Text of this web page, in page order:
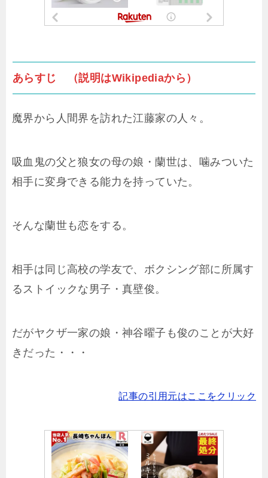
あらすじ （説明はWikipediaから）
魔界から人間界を訪れた江藤家の人々。
吸血鬼の父と狼女の母の娘・蘭世は、噛みついた
相手に変身できる能力を持っていた。
そんな蘭世も恋をする。
相手は同じ高校の学友で、ボクシング部に所属す
るストイックな男子・真壁俊。
だがヤクザ一家の娘・神谷曜子も俊のことが大好
きだった・・・
記事の引用元はここをクリック